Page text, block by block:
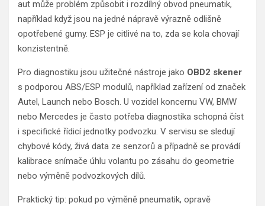
aut může problém způsobit i rozdílný obvod pneumatik,
například když jsou na jedné nápravě výrazně odlišně
opotřebené gumy. ESP je citlivé na to, zda se kola chovají
konzistentně.
Pro diagnostiku jsou užitečné nástroje jako OBD2 skener
s podporou ABS/ESP modulů, například zařízení od značek
Autel, Launch nebo Bosch. U vozidel koncernu VW, BMW
nebo Mercedes je často potřeba diagnostika schopná číst
i specifické řídicí jednotky podvozku. V servisu se sledují
chybové kódy, živá data ze senzorů a případně se provádí
kalibrace snímače úhlu volantu po zásahu do geometrie
nebo výměně podvozkových dílů.
Praktický tip: pokud po výměně pneumatik, opravě